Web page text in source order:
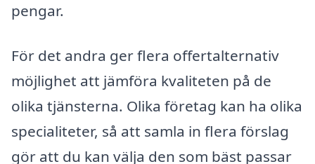
pengar.
För det andra ger flera offertalternativ
möjlighet att jämföra kvaliteten på de
olika tjänsterna. Olika företag kan ha olika
specialiteter, så att samla in flera förslag
gör att du kan välja den som bäst passar